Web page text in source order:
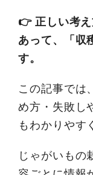
👉 正しい考
あって、「収
す。
この記事では
め方・失敗し
もわかりやす
じゃがいもの